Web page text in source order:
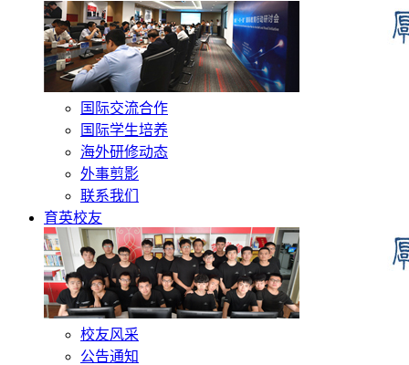
国际交流合作
国际学生培养
海外研修动态
外事剪影
联系我们
育英校友
校友风采
公告通知